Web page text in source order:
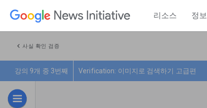
리소스 정보
chevron_left 사실 확인 검증
강의 9개 중 3번째 Verification: 이미지로 검색하기 고급편